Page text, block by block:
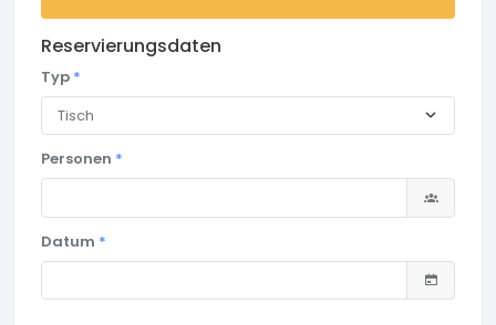
Reservierungsdaten
Typ *
Personen *
Datum *